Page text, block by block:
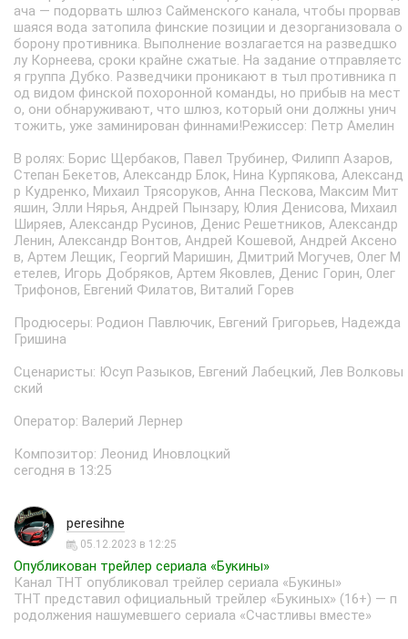
ача — подорвать шлюз Сайменского канала, чтобы прорвав
шаяся вода затопила финские позиции и дезорганизовала о
борону противника. Выполнение возлагается на разведшко
лу Корнеева, сроки крайне сжатые. На задание отправляетс
я группа Дубко. Разведчики проникают в тыл противника п
од видом финской похоронной команды, но прибыв на мест
о, они обнаруживают, что шлюз, который они должны унич
тожить, уже заминирован финнами!Режиссер: Петр Амелин
В ролях: Борис Щербаков, Павел Трубинер, Филипп Азаров,
Степан Бекетов, Александр Блок, Нина Курпякова, Александ
р Кудренко, Михаил Трясоруков, Анна Пескова, Максим Мит
яшин, Элли Нярья, Андрей Пынзару, Юлия Денисова, Михаил
Ширяев, Александр Русинов, Денис Решетников, Александр
Ленин, Александр Вонтов, Андрей Кошевой, Андрей Аксено
в, Артем Лещик, Георгий Маришин, Дмитрий Могучев, Олег М
етелев, Игорь Добряков, Артем Яковлев, Денис Горин, Олег
Трифонов, Евгений Филатов, Виталий Горев
Продюсеры: Родион Павлючик, Евгений Григорьев, Надежда
Гришина
Сценаристы: Юсуп Разыков, Евгений Лабецкий, Лев Волковы
ский
Оператор: Валерий Лернер
Композитор: Леонид Иновлоцкий
сегодня в 13:25
peresihne
05.12.2023 в 12:25
Опубликован трейлер сериала «Букины»
Канал ТНТ опубликовал трейлер сериала «Букины»
ТНТ представил официальный трейлер «Букиных» (16+) — п
родолжения нашумевшего сериала «Счастливы вместе»